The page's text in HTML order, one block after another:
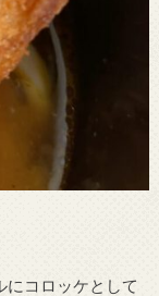
コロッケとして